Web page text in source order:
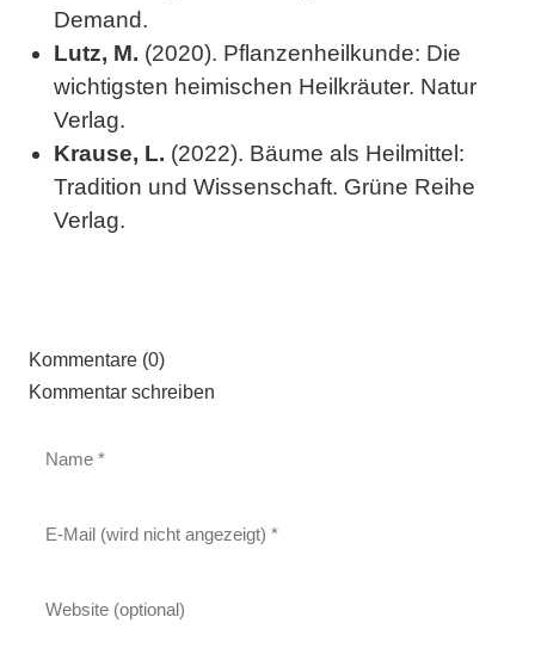
Demand.
Lutz, M. (2020). Pflanzenheilkunde: Die
wichtigsten heimischen Heilkräuter. Natur
Verlag.
Krause, L. (2022). Bäume als Heilmittel:
Tradition und Wissenschaft. Grüne Reihe
Verlag.
Kommentare (0)
Kommentar schreiben